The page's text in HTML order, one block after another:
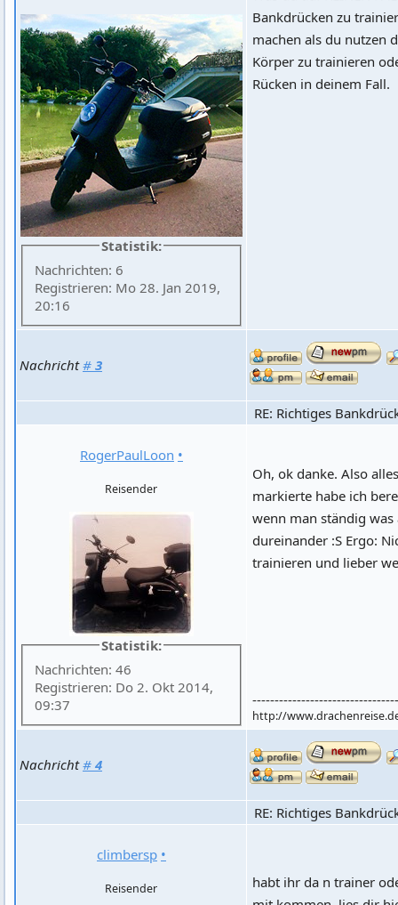
Statistik:
Nachrichten: 6
Registrieren: Mo 28. Jan 2019,
20:16
Bankdrücken zu
machen als du nutzen
Körper zu trainieren
Rücken in deinem Fall.
Nachricht# 3
RE: Richtiges
RogerPaulLoon •
Reisender
Statistik:
Nachrichten: 46
Registrieren: Do 2. Okt 2014,
09:37
Oh, ok danke. Also
markierte habe ich
wenn man ständig
dureinander :S Ergo:
trainieren und lieber
http://
Nachricht# 4
RE: Richtiges
climbersp •
Reisender
habt ihr da n trainer